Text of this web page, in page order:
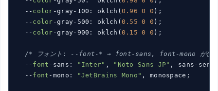
  --
color -gray-100: oklch( 0.96 0 0 );
  --
color -gray-500: oklch( 0.55 0 0 );
  --
color -gray-900: oklch( 0.15 0 0 );
/* フォント: --font-* → font-sans, font-mono が使
  --
font -sans: "Inter" , "Noto Sans JP" , sans-
  --
font -mono: "JetBrains Mono" , monospace;